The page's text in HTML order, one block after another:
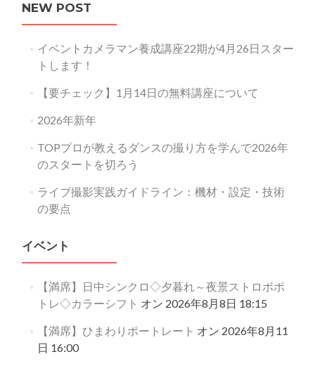
NEW POST
イベントカメラマン養成講座22期が4月26日スター
トします！
【要チェック】1月14日の無料講座について
2026年新年
TOPプロが教えるダンスの撮り方を学んで2026年
のスタートを切ろう
ライブ撮影実践ガイドライン：機材・設定・技術
の要点
イベント
【満席】日中シンクロ◇夕暮れ～夜景ストロボポ
トレ◇カラーシフト オン 2026年8月8日 18:15
【満席】ひまわりポートレート オン 2026年8月11
日 16:00